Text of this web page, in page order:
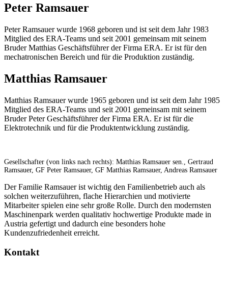
Peter Ramsauer
Peter Ramsauer wurde 1968 geboren und ist seit dem Jahr 1983
Mitglied des ERA-Teams und seit 2001 gemeinsam mit seinem
Bruder Matthias Geschäftsführer der Firma ERA. Er ist für den
mechatronischen Bereich und für die Produktion zuständig.
Matthias Ramsauer
Matthias Ramsauer wurde 1965 geboren und ist seit dem Jahr 1985
Mitglied des ERA-Teams und seit 2001 gemeinsam mit seinem
Bruder Peter Geschäftsführer der Firma ERA. Er ist für die
Elektrotechnik und für die Produktentwicklung zuständig.
Gesellschafter (von links nach rechts): Matthias Ramsauer sen., Gertraud
Ramsauer, GF Peter Ramsauer, GF Matthias Ramsauer, Andreas Ramsauer
Der Familie Ramsauer ist wichtig den Familienbetrieb auch als
solchen weiterzuführen, flache Hierarchien und motivierte
Mitarbeiter spielen eine sehr große Rolle. Durch den modernsten
Maschinenpark werden qualitativ hochwertige Produkte made in
Austria gefertigt und dadurch eine besonders hohe
Kundenzufriedenheit erreicht.
Kontakt